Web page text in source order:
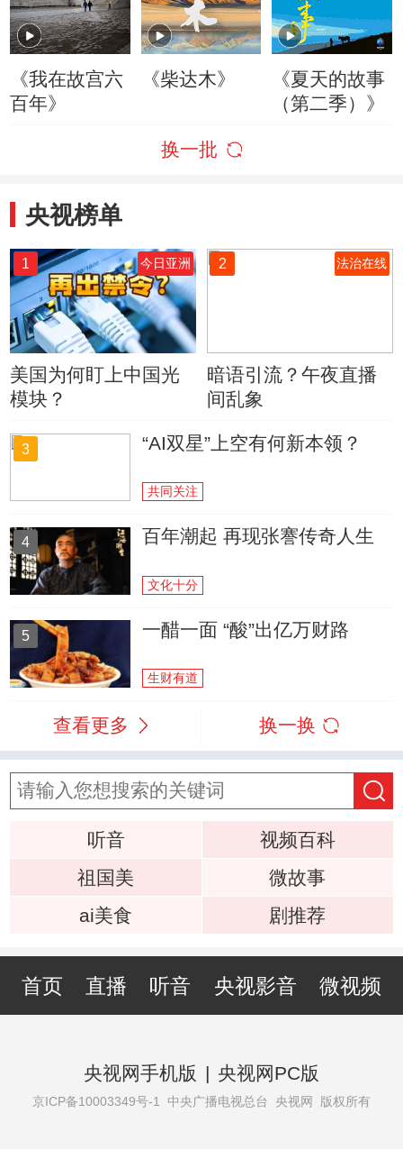
《我在故宫六
百年》
《柴达木》
《夏天的故事
（第二季）》
换一批
央视榜单
1 今日亚洲
美国为何盯上中国光
模块？
2 法治在线
暗语引流？午夜直播
间乱象
3 “AI双星”上空有何新本领？
共同关注
4 百年潮起 再现张謇传奇人生
文化十分
5 一醋一面 “酸”出亿万财路
生财有道
查看更多 换一换
听音
视频百科
祖国美
微故事
ai美食
剧推荐
首页 直播 听音 央视影音 微视频
央视网手机版 | 央视网PC版
京ICP备10003349号-1 中央广播电视总台 央视网 版权所有